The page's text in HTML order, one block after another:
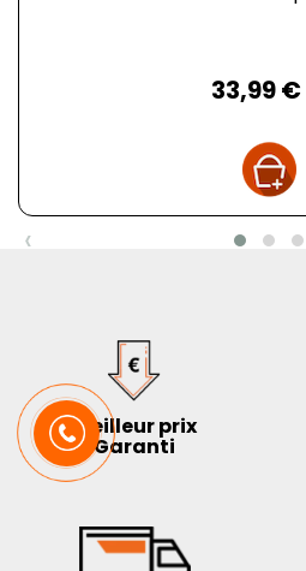
33,99 €
‹
Meilleur prix
Garanti